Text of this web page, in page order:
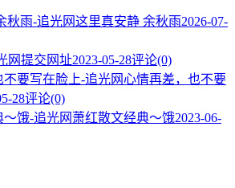
这里真安静 余秋雨2026-07-
提交网址2023-05-28评论(0)
心情再差，也不要
28评论(0)
萧红散文经典～饿2023-06-